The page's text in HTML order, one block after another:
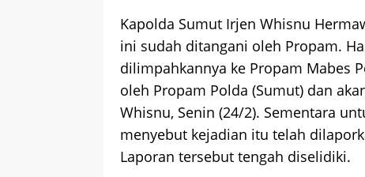
Kapolda Sumut Irjen Whisnu
ini sudah ditangani oleh Propam.
dilimpahkannya ke Propam Mabes
oleh Propam Polda (Sumut) dan
Whisnu, Senin (24/2). Sementara
menyebut kejadian itu telah
Laporan tersebut tengah diselidiki.